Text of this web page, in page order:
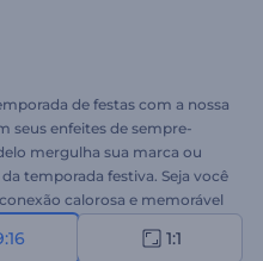
de festas com a nossa
seus enfeites de sempre-
mergulha sua marca ou
temporada festiva. Seja você
calorosa e memorável
alegria natalina, este
com estilo. Faça o
1:1